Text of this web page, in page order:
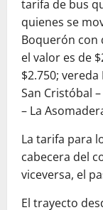
tarifa de bus
quienes se
Boquerón con
el valor es de
$2.750;
San Cristóbal
– La
La tarifa para
cabecera del
viceversa, el
El trayecto